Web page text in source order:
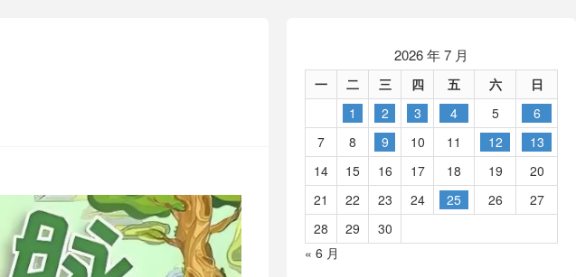
2026 年 7 月
一 二 三 四 五 六
日
1
2 3 4 5
6
7
8 9 10 11 12
13
14
15 16 17 18 19
20
21
22 23 24 25 26
27
28
29
30
« 6 月